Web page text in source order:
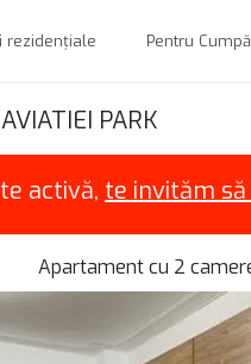
rezidențiale Pentru
PARK
activă, te invităm
Apartament cu 2